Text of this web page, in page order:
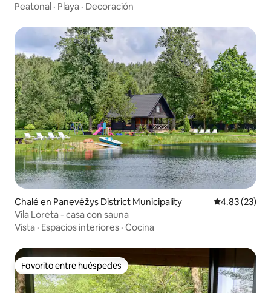
Peatonal · Playa · Decoración
Chalé en Panevėžys District Municipality Calificación
4.83 (23)
Vila Loreta - casa con sauna
Vista · Espacios interiores · Cocina
Favorito entre huéspedes
Favorito entre huéspedes